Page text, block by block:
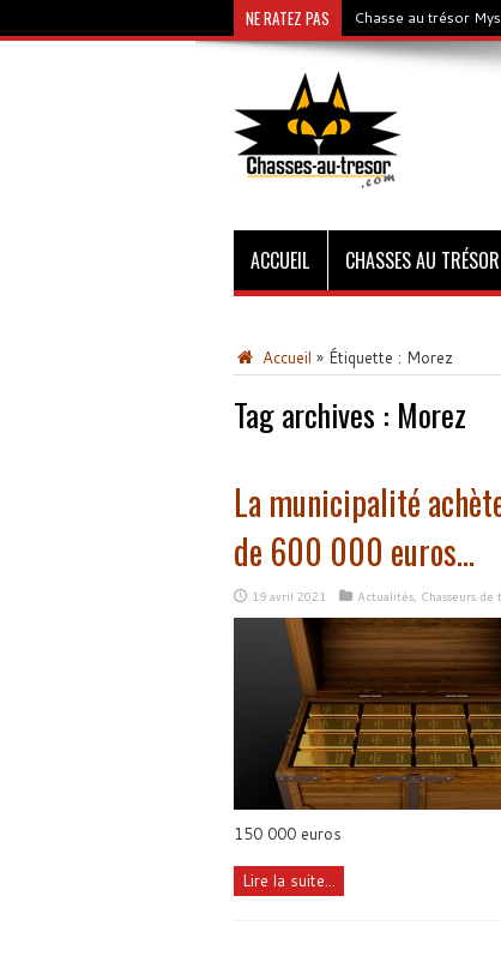
NE RATEZ PAS Chasse au trésor
ACCUEIL CHASSES AU TRÉSOR
Accueil » Étiquette : Morez
Tag archives : Morez
La municipalité
de 600 000 euros…
19 avril 2021 Actualités, Chasseurs
150 000 euros
Lire la suite...